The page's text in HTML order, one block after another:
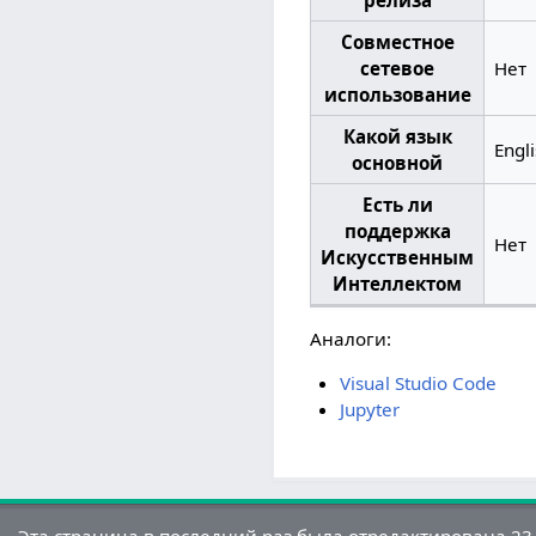
Совместное
сетевое
использование
Нет
Какой язык
основной
Есть ли
поддержка
Искусственным
Интеллектом
Нет
Аналоги:
Visual Studio Code
Jupyter